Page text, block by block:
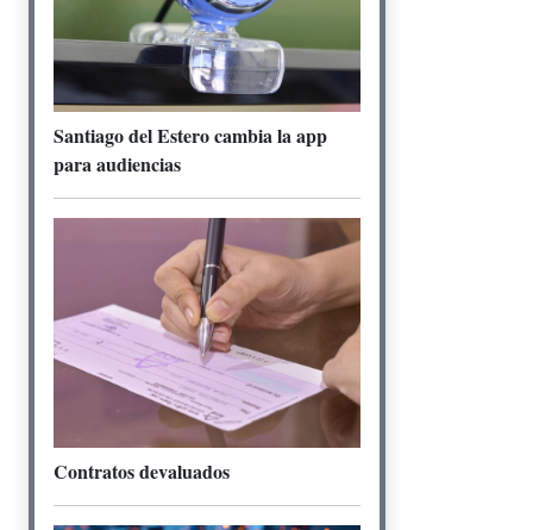
Santiago del Estero cambia la app
para audiencias
Contratos devaluados